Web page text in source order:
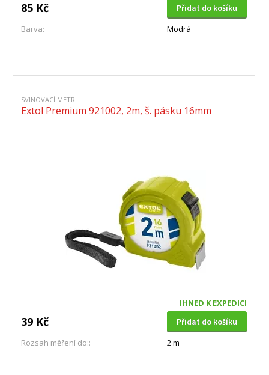
85 Kč
Přidat do košíku
Barva:
Modrá
SVINOVACÍ METR
Extol Premium 921002, 2m, š. pásku 16mm
IHNED K EXPEDICI
39 Kč
Přidat do košíku
Rozsah měření do::
2 m